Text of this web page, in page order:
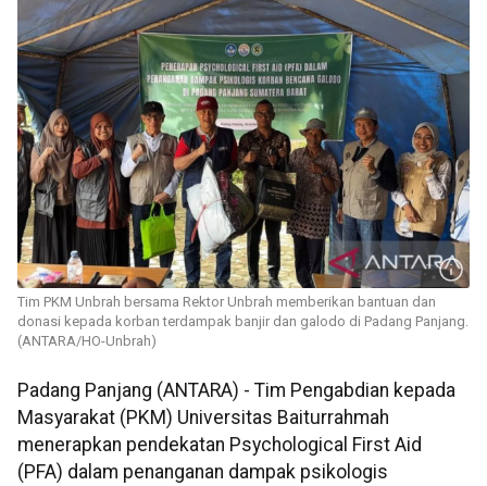
Tim PKM Unbrah bersama Rektor Unbrah memberikan bantuan dan
donasi kepada korban terdampak banjir dan galodo di Padang Panjang.
(ANTARA/HO-Unbrah)
Padang Panjang (ANTARA) - Tim Pengabdian kepada
Masyarakat (PKM) Universitas Baiturrahmah
menerapkan pendekatan Psychological First Aid
(PFA) dalam penanganan dampak psikologis